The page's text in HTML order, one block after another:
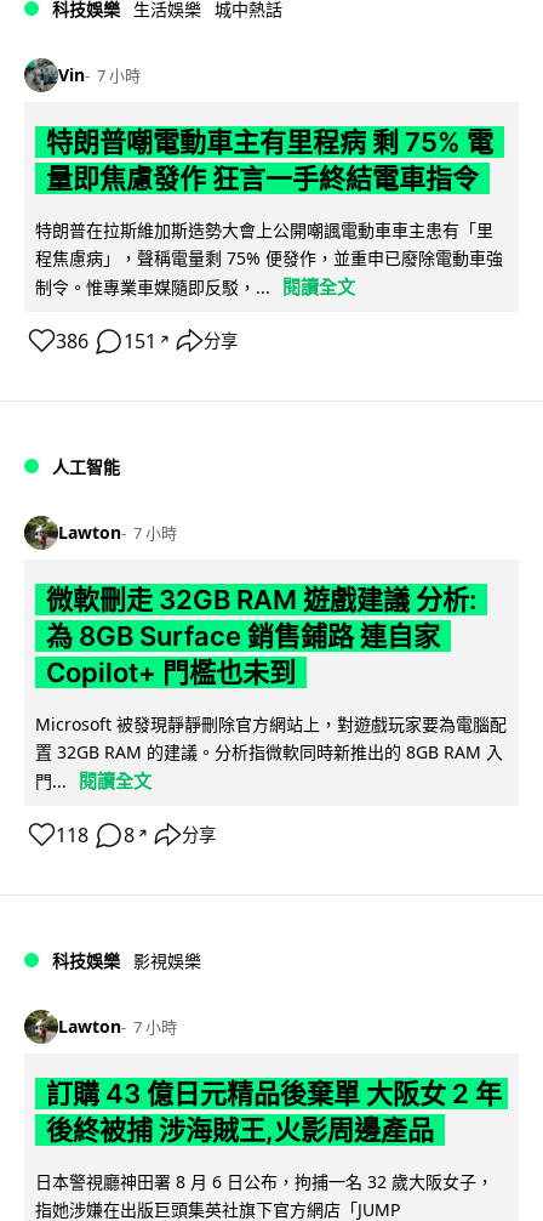
科技娛樂 生活娛樂 城中熱話
Vin 7 小時
特朗普嘲電動車主有里程病 剩 75% 電
量即焦慮發作 狂言一手終結電車指令
特朗普在拉斯維加斯造勢大會上公開嘲諷電動車車主患有「里
程焦慮病」，聲稱電量剩 75% 便發作，並重申已廢除電動車強
制令。惟專業車媒隨即反駁，...
閱讀全文
386 151 ↗ 分享
人工智能
Lawton 7 小時
微軟刪走 32GB RAM 遊戲建議 分析:
為 8GB Surface 銷售鋪路 連自家
Copilot+ 門檻也未到
Microsoft 被發現靜靜刪除官方網站上，對遊戲玩家要為電腦配
置 32GB RAM 的建議。分析指微軟同時新推出的 8GB RAM 入
門...
閱讀全文
118 8 ↗ 分享
科技娛樂 影視娛樂
Lawton 7 小時
訂購 43 億日元精品後棄單 大阪女 2 年
後終被捕 涉海賊王,火影周邊產品
日本警視廳神田署 8 月 6 日公布，拘捕一名 32 歲大阪女子，
指她涉嫌在出版巨頭集英社旗下官方網店「JUMP